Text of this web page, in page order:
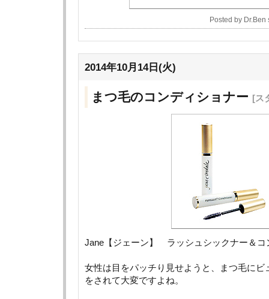
Posted by
2014年10月14日(火)
まつ毛のコンディショナー [ス
Jane【ジェーン】 ラッシュシックナー＆コ
女性は目をパッチり見せようと、まつ毛にビ
をされて大変ですよね。